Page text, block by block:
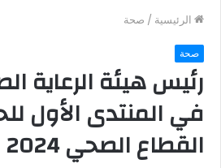
الرئيسية / صحة
صحة
رئيس هيئة الرعاية
في المنتدى الأول
القطاع الصحي 2024